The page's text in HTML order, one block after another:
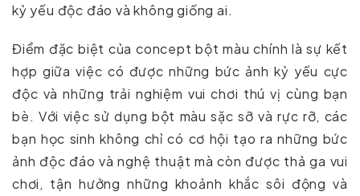
kỷ yếu độc đáo và không giống ai.
Điểm đặc biệt của concept bột màu chính là sự kết
hợp giữa việc có được những bức ảnh kỷ yếu cực
độc và những trải nghiệm vui chơi thú vị cùng bạn
bè. Với việc sử dụng bột màu sặc sỡ và rực rỡ, các
bạn học sinh không chỉ có cơ hội tạo ra những bức
ảnh độc đáo và nghệ thuật mà còn được thả ga vui
chơi, tận hưởng những khoảnh khắc sôi động và